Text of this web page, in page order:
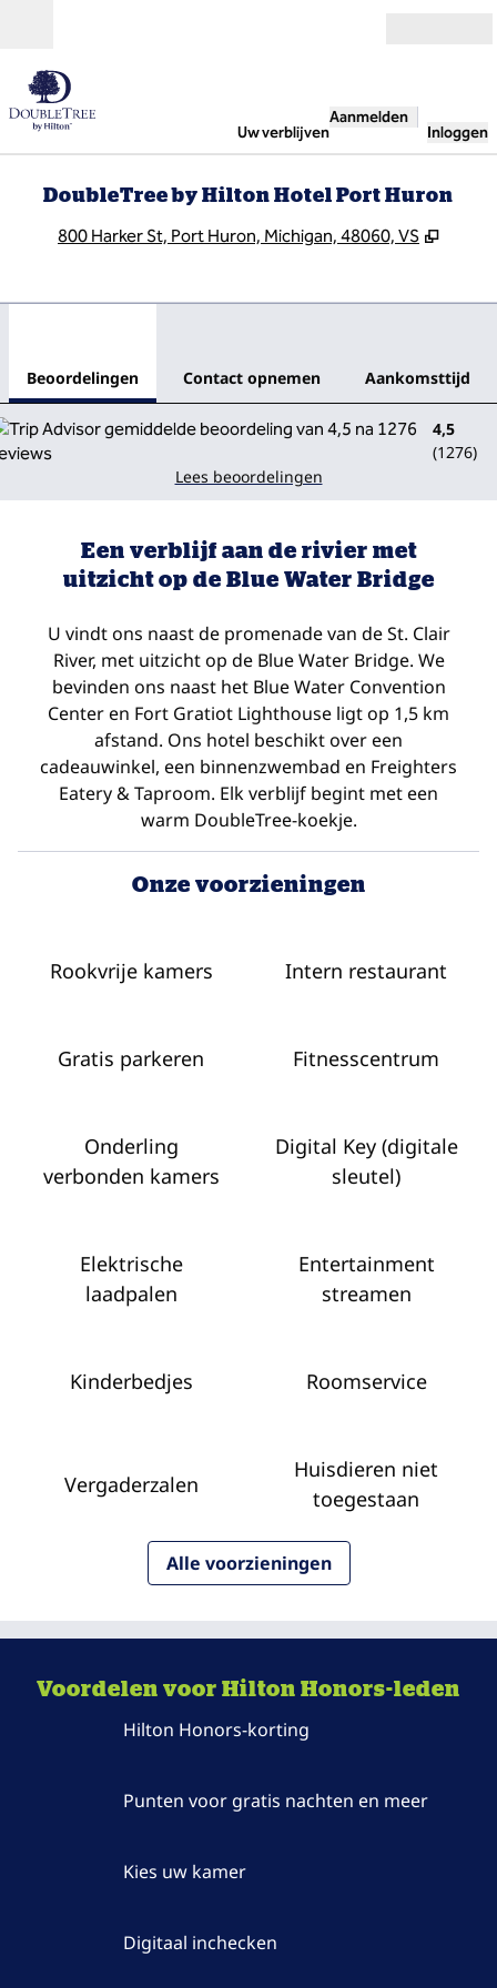
Uw verblijven
Aanmelden
Inloggen
DoubleTree by Hilton Hotel Port Huron
800 Harker St, Port Huron, Michigan, 48060, VS ,
Beoordelingen Contact opnemen Aankomsttijd
4,5
(1276)
Lees beoordelingen
Een verblijf aan de rivier met
uitzicht op de Blue Water Bridge
U vindt ons naast de promenade van de St. Clair
River, met uitzicht op de Blue Water Bridge. We
bevinden ons naast het Blue Water Convention
Center en Fort Gratiot Lighthouse ligt op 1,5 km
afstand. Ons hotel beschikt over een
cadeauwinkel, een binnenzwembad en Freighters
Eatery & Taproom. Elk verblijf begint met een
warm DoubleTree-koekje.
Onze voorzieningen
Rookvrije kamers Intern restaurant
Gratis parkeren Fitness­centrum
Onderling
verbonden kamers
Digital Key (digitale
sleutel)
Elektrische
laadpalen
Entertainment
streamen
Kinderbedjes Roomservice
Vergaderzalen
Huisdieren niet
toegestaan
Alle voorzieningen
Voordelen voor Hilton Honors-leden
Hilton Honors-korting
Punten voor gratis nachten en meer
Kies uw kamer
Digitaal inchecken